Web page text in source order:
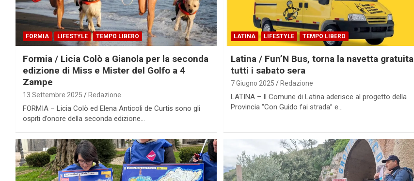
FORMIA LIFESTYLE TEMPO LIBERO
Formia / Licia Colò a Gianola per la seconda
edizione di Miss e Mister del Golfo a 4
Zampe
13 Settembre 2025 Redazione
FORMIA – Licia Colò ed Elena Anticoli de Curtis sono gli
ospiti d’onore della seconda edizione…
LATINA LIFESTYLE TEMPO LIBERO
Latina / Fun’N Bus, torna la navetta gratuita
tutti i sabato sera
7 Giugno 2025 Redazione
LATINA – Il Comune di Latina aderisce al progetto della
Provincia “Con Guido fai strada” e…